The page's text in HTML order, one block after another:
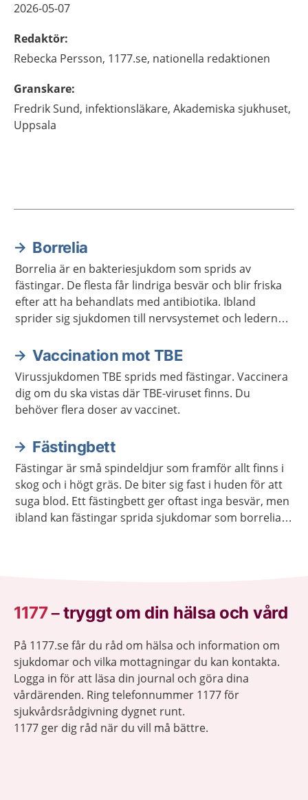
2026-05-07
Redaktör:
Rebecka Persson, 1177.se, nationella redaktionen
Granskare:
FredrikSund, infektionsläkare, Akademiska sjukhuset,
Uppsala
Aktuella artiklar
Borrelia
Borrelia är en bakteriesjukdom som sprids av
fästingar. De flesta får lindriga besvär och blir friska
efter att ha behandlats med antibiotika. Ibland
sprider sig sjukdomen till nervsystemet och lederna,
Vaccination mot TBE
Virussjukdomen TBE sprids med fästingar. Vaccinera
dig om du ska vistas där TBE-viruset finns. Du
behöver flera doser av vaccinet.
Fästingbett
Fästingar är små spindeldjur som framför allt finns i
skog och i högt gräs. De biter sig fast i huden för att
suga blod. Ett fästingbett ger oftast inga besvär, men
ibland kan fästingar sprida sjukdomar som borrelia
1177–tryggt om din hälsa och vård
På 1177.se får du råd om hälsa och information om
sjukdomar och vilka mottagningar du kan kontakta.
Logga in för att läsa din journal och göra dina
vårdärenden. Ring telefonnummer 1177 för
sjukvårdsrådgivning dygnet runt.
1177 ger dig råd när du vill må bättre.